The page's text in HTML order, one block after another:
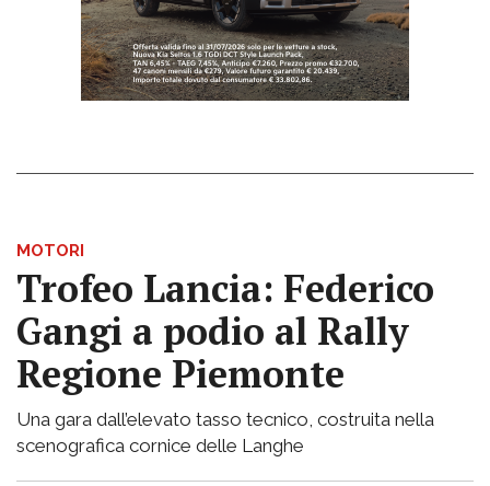
MOTORI
Trofeo Lancia: Federico
Gangi a podio al Rally
Regione Piemonte
Una gara dall’elevato tasso tecnico, costruita nella
scenografica cornice delle Langhe